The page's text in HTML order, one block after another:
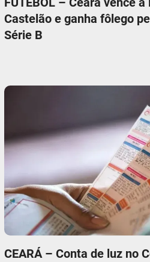
Castelão e ganha fôlego
Série B
CEARÁ – Conta de luz no